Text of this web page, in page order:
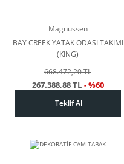
Magnussen
BAY CREEK YATAK ODASI TAKIMI
(KING)
668.472,20 TL
267.388,88 TL - %60
Teklif Al